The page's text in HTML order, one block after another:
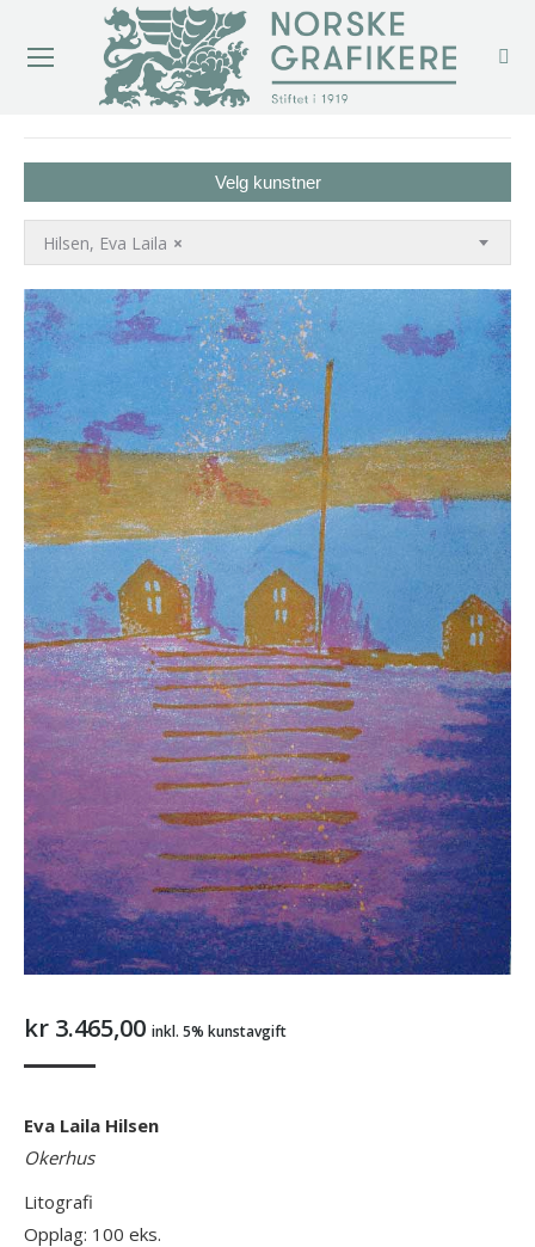
Velg kunstner
×
Hilsen, Eva Laila
kr 3.465,00 inkl. 5% kunstavgift
Eva Laila Hilsen
Okerhus
Litografi
Opplag: 100 eks.